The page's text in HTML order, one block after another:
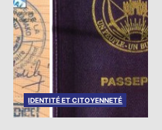
IDENTITÉ ET CITOYENNETÉ